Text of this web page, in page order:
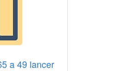
a 49 lancer